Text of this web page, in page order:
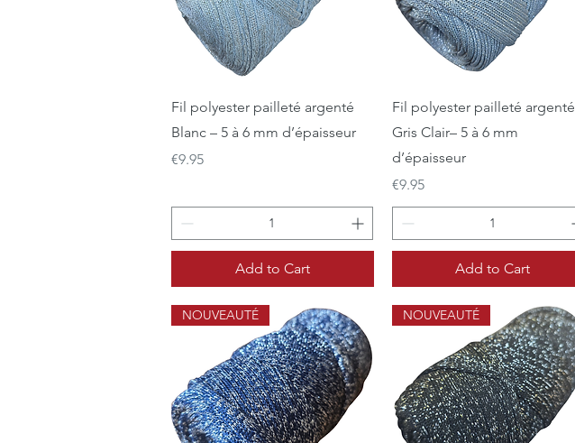
Quick View
Fil polyester pailleté argenté
Blanc – 5 à 6 mm d’épaisseur
Price
€9.95
Add to Cart
Quick View
Fil polyester pailleté argenté
Gris Clair– 5 à 6 mm
d’épaisseur
Price
€9.95
Add to Cart
NOUVEAUTÉ NOUVEAUTÉ